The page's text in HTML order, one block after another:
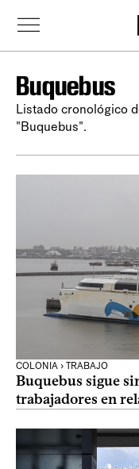
Buquebus
Listado cronológico
"Buquebus".
COLONIA › TRABAJO
Buquebus sigue
trabajadores en